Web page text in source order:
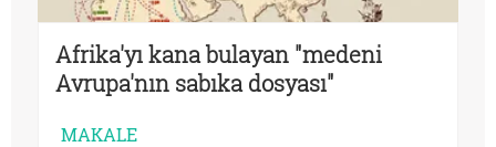
Afrika'yı kana bulayan "medeni
Avrupa'nın sabıka dosyası"
MAKALE